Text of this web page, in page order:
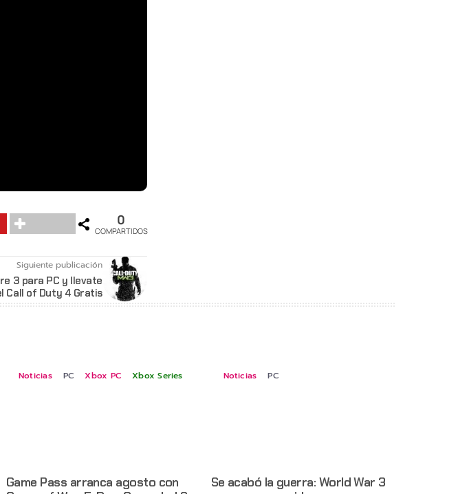
0
COMPARTIDOS
Siguiente publicación
3 para PC y llevate
Call of Duty 4 Gratis
Noticias PC Xbox PC Xbox Series
Game Pass arranca agosto con
Noticias PC
Se acabó la guerra: World War 3